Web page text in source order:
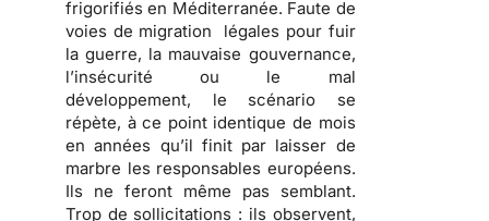
frigorifiés en Méditerranée. Faute de
voies de migration légales pour fuir
la guerre, la mauvaise gouvernance,
l’insécurité ou le mal
développement, le scénario se
répète, à ce point identique de mois
en années qu’il finit par laisser de
marbre les responsables européens.
Ils ne feront même pas semblant.
Trop de sollicitations : ils observent,